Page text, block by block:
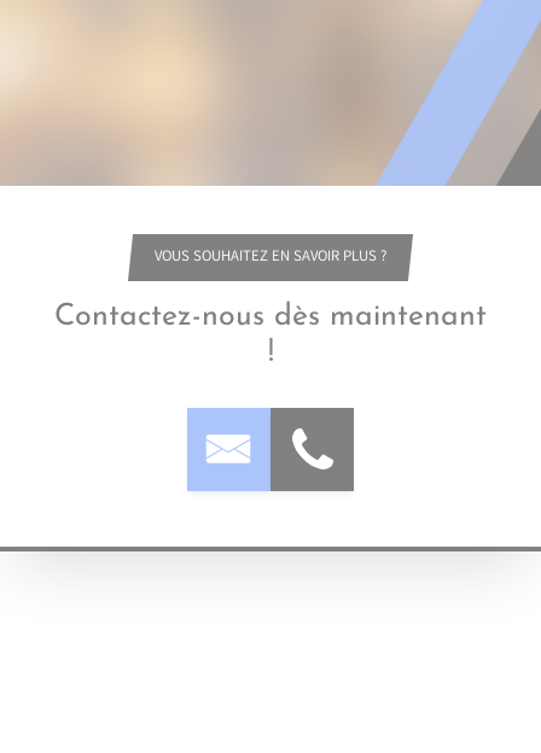
VOUS SOUHAITEZ EN SAVOIR PLUS ?
Contactez-nous dès maintenant
!